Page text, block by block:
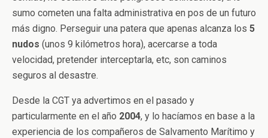
sumo cometen una falta administrativa en pos de un futuro
más digno. Perseguir una patera que apenas alcanza los 5
nudos (unos 9 kilómetros hora), acercarse a toda
velocidad, pretender interceptarla, etc, son caminos
seguros al desastre.
Desde la CGT ya advertimos en el pasado y
particularmente en el año 2004, y lo hacíamos en base a la
experiencia de los compañeros de Salvamento Marítimo y